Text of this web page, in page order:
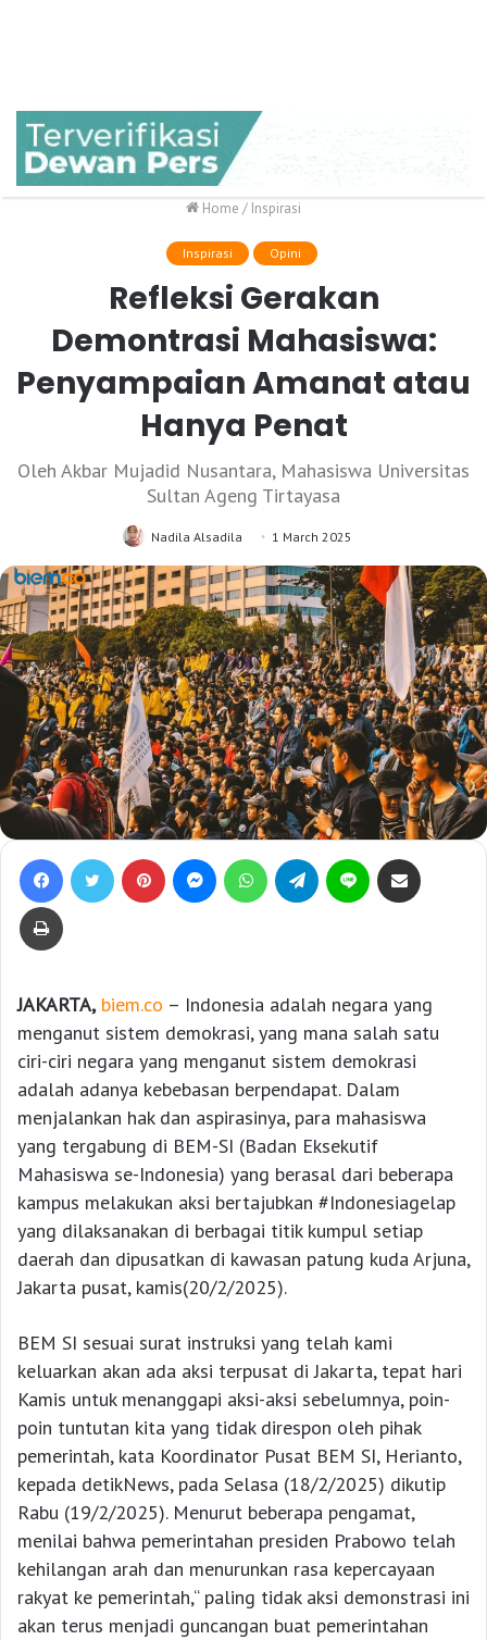
Home / Inspirasi
Inspirasi Opini
Refleksi Gerakan
Demontrasi Mahasiswa:
Penyampaian Amanat atau
Hanya Penat
Oleh Akbar Mujadid Nusantara, Mahasiswa Universitas
Sultan Ageng Tirtayasa
Nadila Alsadila 1 March 2025
JAKARTA, biem.co – Indonesia adalah negara yang
menganut sistem demokrasi, yang mana salah satu
ciri-ciri negara yang menganut sistem demokrasi
adalah adanya kebebasan berpendapat. Dalam
menjalankan hak dan aspirasinya, para mahasiswa
yang tergabung di BEM-SI (Badan Eksekutif
Mahasiswa se-Indonesia) yang berasal dari beberapa
kampus melakukan aksi bertajubkan #Indonesiagelap
yang dilaksanakan di berbagai titik kumpul setiap
daerah dan dipusatkan di kawasan patung kuda Arjuna,
Jakarta pusat, kamis(20/2/2025).
BEM SI sesuai surat instruksi yang telah kami
keluarkan akan ada aksi terpusat di Jakarta, tepat hari
Kamis untuk menanggapi aksi-aksi sebelumnya, poin-
poin tuntutan kita yang tidak direspon oleh pihak
pemerintah, kata Koordinator Pusat BEM SI, Herianto,
kepada detikNews, pada Selasa (18/2/2025) dikutip
Rabu (19/2/2025). Menurut beberapa pengamat,
menilai bahwa pemerintahan presiden Prabowo telah
kehilangan arah dan menurunkan rasa kepercayaan
rakyat ke pemerintah,“ paling tidak aksi demonstrasi ini
akan terus menjadi guncangan buat pemerintahan